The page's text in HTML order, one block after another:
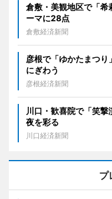
倉敷・美観地区で「
ーマに28点
倉敷経済新聞
彦根で「ゆかたまつ
にぎわう
彦根経済新聞
川口・歓喜院で「笑
夜を彩る
川口経済新聞
プ